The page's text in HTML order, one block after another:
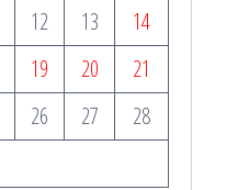
12 13
14
19 20
21
26 27
28